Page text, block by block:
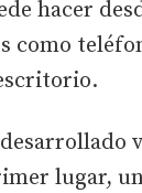
hacer
como
lugar,